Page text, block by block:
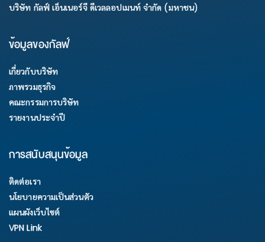
บริษัท กัลฟ์ เอ็นเนอร์จี ดีเวลลอปเมนท์ จำกัด (มหาชน)
ข้อมูลของกัลฟ์
เกี่ยวกับบริษัท
ภาพรวมธุรกิจ
คณะกรรมการบริษัท
รายงานประจำปี
การสนับสนุนข้อมูล
ติดต่อเรา
นโยบายความเป็นส่วนตัว
แผนผังเว็บไซต์
VPN Link